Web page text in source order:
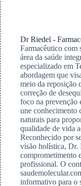
Dr Riedel -
Farmacêutico com
área da saúde
especializado em
abordagem que
meio da reposição
correção de
foco na prevenção
une conhecimento
naturais para
qualidade de vida
Reconhecido por
visão holística, Dr.
comprometimento
profissional. O
informativo para o